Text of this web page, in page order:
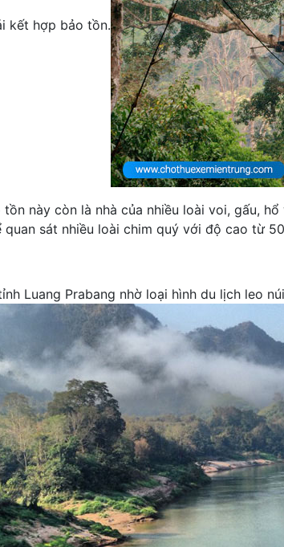
kết hợp bảo tồn.
này còn là nhà của nhiều loài voi, gấu,
sát nhiều loài chim quý với độ cao từ
Luang Prabang nhờ loại hình du lịch leo